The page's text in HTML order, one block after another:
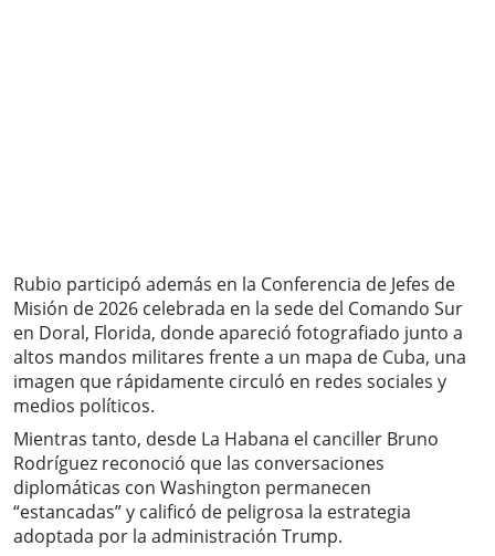
Rubio participó además en la Conferencia de Jefes de
Misión de 2026 celebrada en la sede del Comando Sur
en Doral, Florida, donde apareció fotografiado junto a
altos mandos militares frente a un mapa de Cuba, una
imagen que rápidamente circuló en redes sociales y
medios políticos.
Mientras tanto, desde La Habana el canciller Bruno
Rodríguez reconoció que las conversaciones
diplomáticas con Washington permanecen
“estancadas” y calificó de peligrosa la estrategia
adoptada por la administración Trump.